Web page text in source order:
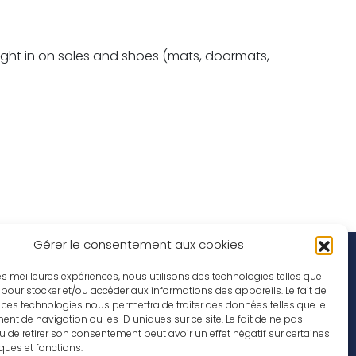
Gérer le consentement aux cookies
meilleures expériences, nous utilisons des technologies telles que
stocker et/ou accéder aux informations des appareils. Le fait de
technologies nous permettra de traiter des données telles que le
de navigation ou les ID uniques sur ce site. Le fait de ne pas
de retirer son consentement peut avoir un effet négatif sur certaines
et fonctions.
in on soles and shoes (mats, doormats,
offers
Social Media